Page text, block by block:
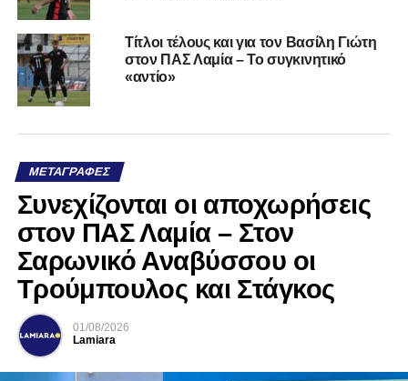
Τίτλοι τέλους και για τον Βασίλη Γιώτη
στον ΠΑΣ Λαμία – Το συγκινητικό
«αντίο»
ΜΕΤΑΓΡΑΦΈΣ
Συνεχίζονται οι αποχωρήσεις
στον ΠΑΣ Λαμία – Στον
Σαρωνικό Αναβύσσου οι
Τρούμπουλος και Στάγκος
01/08/2026
Lamiara